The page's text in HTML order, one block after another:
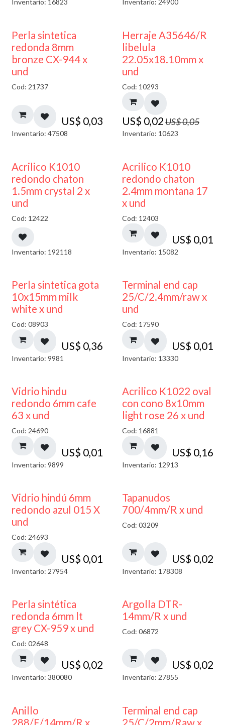
Inventario: 16823 Inventario: 24900
Perla sintetica
redonda 8mm
bronze CX-944 x
und
Cod: 21737
US$ 0,03
Inventario: 47508
50% DESCUENTO
Herraje A35646/R
libelula
22.05x18.10mm x
und
Cod: 10293
US$ 0,02US$0,05
Inventario: 10623
50% DESCUENTO
Acrilico K1010
redondo chaton
1.5mm crystal 2 x
und
Cod: 12422
Inventario: 192118
50% DESCUENTO
Acrilico K1010
redondo chaton
2.4mm montana 17
x und
Cod: 12403
US$ 0,01
Inventario: 15082
Perla sintetica gota
10x15mm milk
white x und
Cod: 08903
US$ 0,36
Inventario: 9981
Terminal end cap
25/C/2.4mm/raw x
und
Cod: 17590
US$ 0,01
Inventario: 13330
40% DESCUENTO
Vidrio hindu
redondo 6mm cafe
63 x und
Cod: 24690
US$ 0,01
Inventario: 9899
Acrilico K1022 oval
con cono 8x10mm
light rose 26 x und
Cod: 16881
US$ 0,16
Inventario: 12913
40% DESCUENTO
Vidrio hindú 6mm
redondo azul 015 X
und
Cod: 24693
US$ 0,01
Inventario: 27954
Tapanudos
700/4mm/R x und
Cod: 03209
US$ 0,02
Inventario: 178308
Perla sintética
redonda 6mm lt
grey CX-959 x und
Cod: 02648
US$ 0,02
Inventario: 380080
Argolla DTR-
14mm/R x und
Cod: 06872
US$ 0,02
Inventario: 27855
Anillo
288/E/14mm/R x
Terminal end cap
25/C/2mm/Raw x